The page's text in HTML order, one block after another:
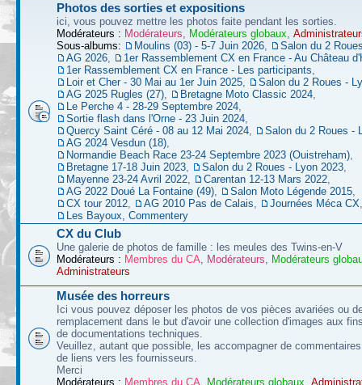
Photos des sorties et expositions
ici, vous pouvez mettre les photos faite pendant les sorties.
Modérateurs : Modérateurs, Modérateurs globaux,
Sous-albums:
Moulins (03) - 5-7 Juin 2026,
Salon du 2
AG 2026,
1er Rassemblement CX en France - Au Château
1er Rassemblement CX en France - Les participants,
Loir et Cher - 30 Mai au 1er Juin 2025,
Salon du 2 Roues -
AG 2025 Rugles (27), Bretagne Moto Classic 2024,
Le Perche 4 - 28-29 Septembre 2024,
Sortie flash dans l'Orne - 23 Juin 2024,
Quercy Saint Céré - 08 au 12 Mai 2024,
Salon du 2 Roues -
AG 2024 Vesdun (18),
Normandie Beach Race 23-24 Septembre 2023 (Ouistreham),
Bretagne 17-18 Juin 2023, Salon du 2 Roues - Lyon 2023,
Mayenne 23-24 Avril 2022, Carentan 12-13 Mars 2022,
AG 2022 Doué La Fontaine (49), Salon Moto Légende 2015,
CX tour 2012, AG 2010 Pas de Calais, Journées Méca CX,
Les Bayoux, Commentery
CX du Club
Une galerie de photos de famille : les meules des Twins-en-V
Modérateurs : Membres du CA, Modérateurs, Modérateurs
Administrateurs
Musée des horreurs
Ici vous pouvez déposer les photos de vos pièces avariées ou
remplacement dans le but d'avoir une collection d'images aux
de documentations techniques.
Veuillez, autant que possible, les accompagner de
de liens vers les fournisseurs.
Merci
Modérateurs : Membres du CA Modérateurs globaux